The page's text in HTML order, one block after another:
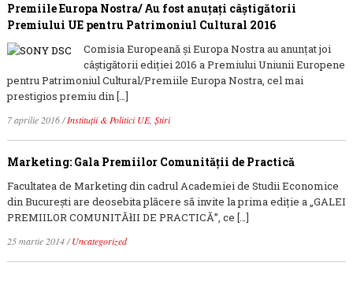
Premiile Europa Nostra/ Au fost anuțați câștigătorii
Premiului UE pentru Patrimoniul Cultural 2016
Comisia Europeană și Europa Nostra au anunțat joi
câștigătorii ediției 2016 a Premiului Uniunii Europene
pentru Patrimoniul Cultural/Premiile Europa Nostra, cel mai
prestigios premiu din […]
7 aprilie 2016/Instituții & Politici UE, Știri
Marketing: Gala Premiilor Comunității de Practică
Facultatea de Marketing din cadrul Academiei de Studii Economice
din București are deosebita plăcere să invite la prima ediție a „GALEI
PREMIILOR COMUNITĂłII DE PRACTICĂ”, ce […]
25 martie 2014/Uncategorized